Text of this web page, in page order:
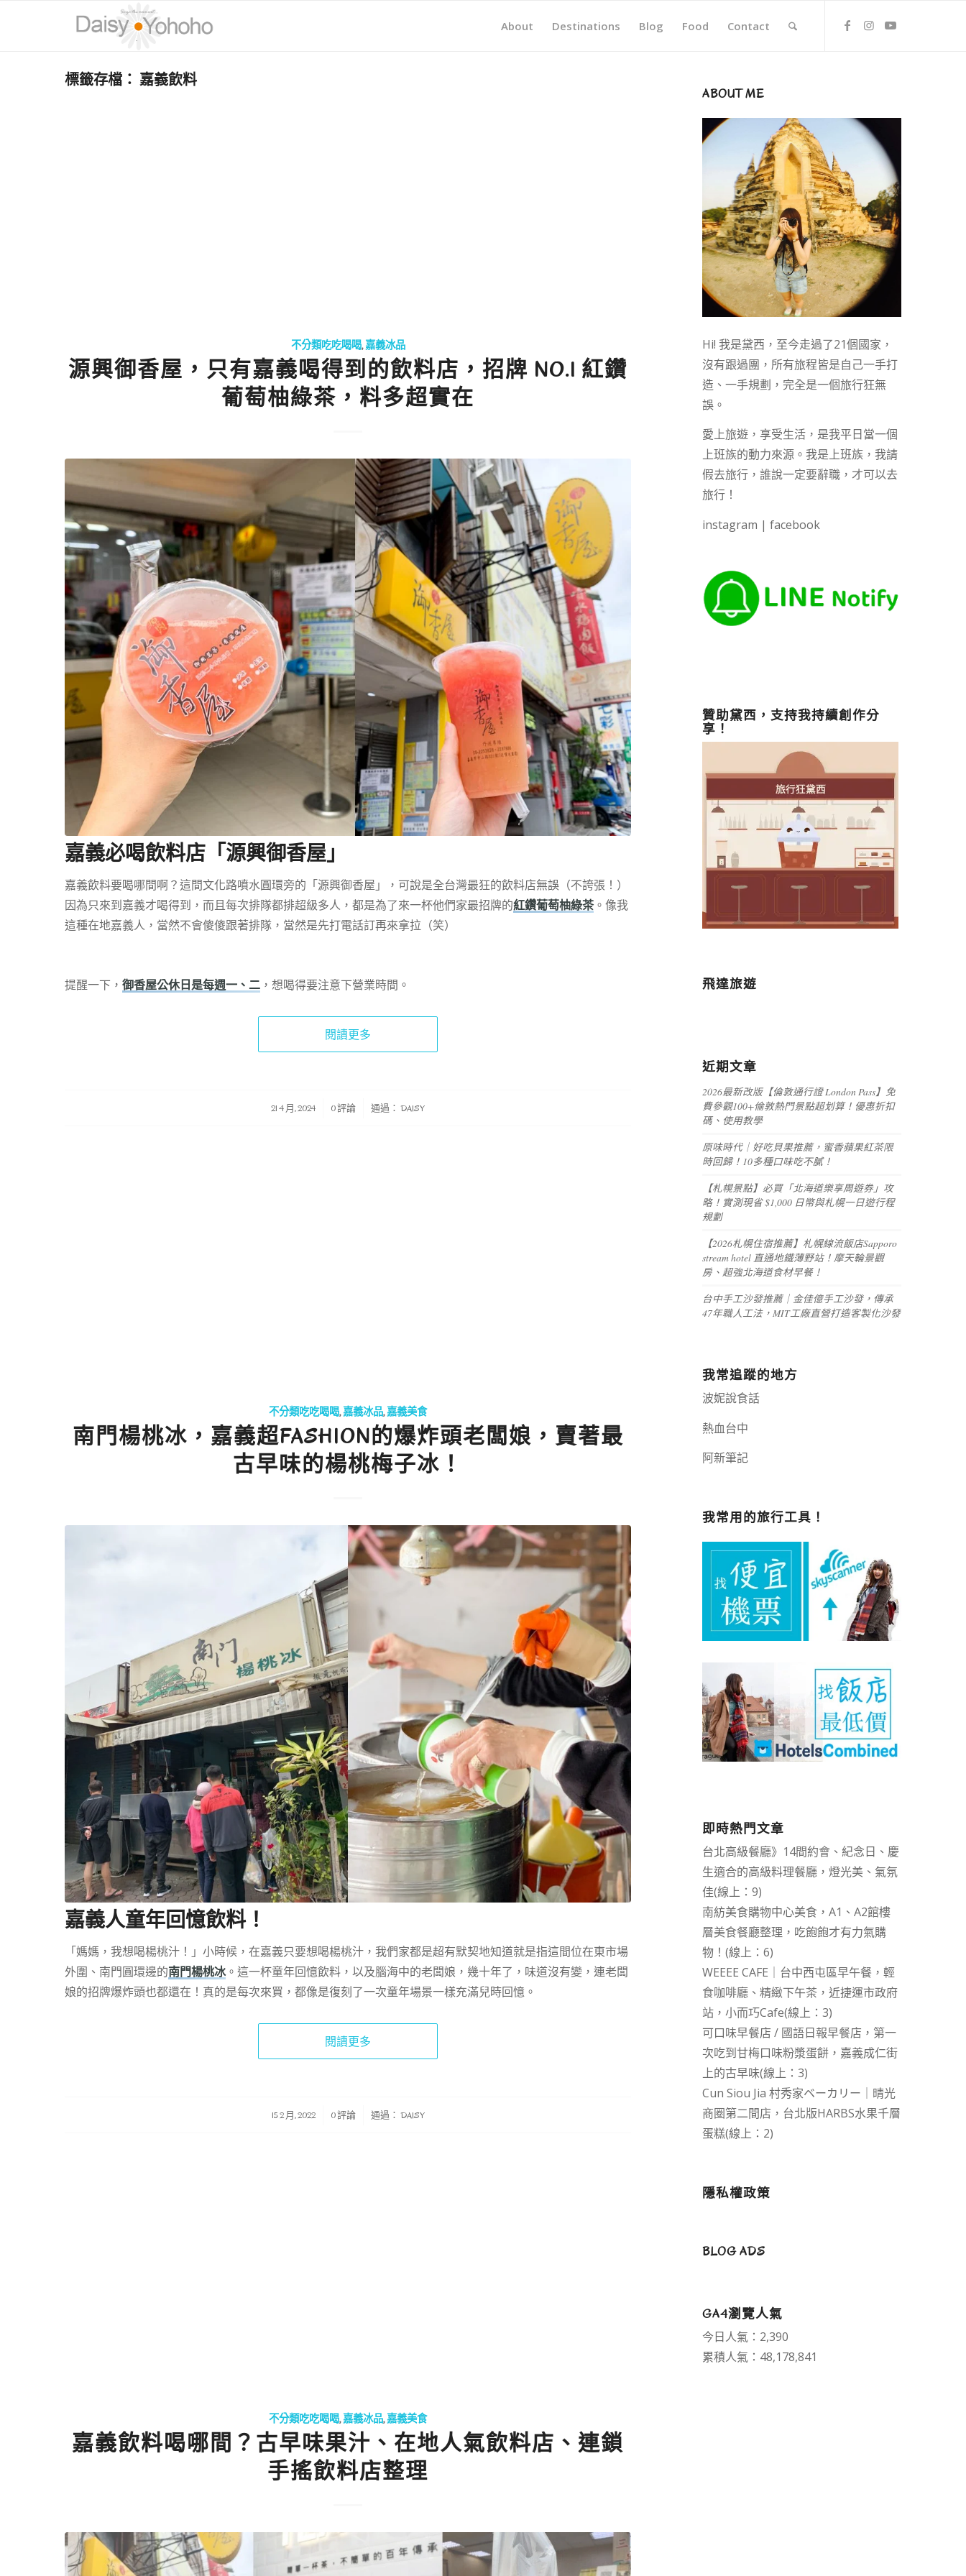
About Destinations Blog Food Contact
標籤存檔：嘉義飲料
不分類吃吃喝喝,嘉義冰品
源興御香屋，只有嘉義喝得到的飲料店，招牌 NO.1 紅鑽
葡萄柚綠茶，料多超實在
嘉義必喝飲料店「源興御香屋」
嘉義飲料要喝哪間啊？這間文化路噴水圓環旁的「源興御香屋」，可說是全台灣最狂的飲料店無誤（不誇張！）
因為只來到嘉義才喝得到，而且每次排隊都排超級多人，都是為了來一杯他們家最招牌的紅鑽葡萄柚綠茶。像我
這種在地嘉義人，當然不會傻傻跟著排隊，當然是先打電話訂再來拿拉（笑）
提醒一下，御香屋公休日是每週一、二 ，想喝得要注意下營業時間。
閱讀更多
21 4 月, 2024
/ 0 評論 通過：DAISY
不分類吃吃喝喝,嘉義冰品,嘉義美食
南門楊桃冰，嘉義超FASHION的爆炸頭老闆娘，賣著最
古早味的楊桃梅子冰！
嘉義人童年回憶飲料！
「媽媽，我想喝楊桃汁！」小時候，在嘉義只要想喝楊桃汁，我們家都是超有默契地知道就是指這間位在東市場
外圍、南門圓環邊的南門楊桃冰。這一杯童年回憶飲料，以及腦海中的老闆娘，幾十年了，味道沒有變，連老闆
娘的招牌爆炸頭也都還在！真的是每次來買，都像是復刻了一次童年場景一樣充滿兒時回憶。
閱讀更多
15 2 月, 2022
/ 0 評論 通過： DAISY
不分類吃吃喝喝,嘉義冰品,嘉義美食
嘉義飲料喝哪間？古早味果汁、在地人氣飲料店、連鎖
手搖飲料店整理
ABOUT ME
Hi! 我是黛西，至今走過了21個國家，
沒有跟過團，所有旅程皆是自己一手打
造、一手規劃，完全是一個旅行狂無
誤。
愛上旅遊，享受生活，是我平日當一個
上班族的動力來源。我是上班族，我請
假去旅行，誰說一定要辭職，才可以去
旅行！
instagram | facebook
贊助黛西，支持我持續創作分
享！
飛達旅遊
近期文章
2026最新改版【倫敦通行證 London Pass】免
費參觀100+倫敦熱門景點超划算！優惠折扣
碼、使用教學
原味時代｜好吃貝果推薦，蜜香蘋果紅茶限
時回歸！10多種口味吃不膩！
【札幌景點】必買「北海道樂享周遊券」攻
略！實測現省 $1,000 日幣與札幌一日遊行程
規劃
【2026札幌住宿推薦】札幌線流飯店Sapporo
stream hotel 直通地鐵薄野站！摩天輪景觀
房、超強北海道食材早餐！
台中手工沙發推薦｜金佳億手工沙發，傳承
47年職人工法，MIT工廠直營打造客製化沙發
我常追蹤的地方
波妮說食話
熱血台中
阿新筆記嘉義+1 | 嘉義加一
我常用的旅行工具！
即時熱門文章
台北高級餐廳》14間約會、紀念日、慶
生適合的高級料理餐廳，燈光美、氣氛
佳(線上：9)
南紡美食購物中心美食，A1、A2館樓
層美食餐廳整理，吃飽飽才有力氣購
物！(線上：6)
WEEEE CAFE｜台中西屯區早午餐，輕
食咖啡廳、精緻下午茶，近捷運市政府
站，小而巧Cafe(線上：3)
可口味早餐店 / 國語日報早餐店，第一
次吃到甘梅口味粉漿蛋餅，嘉義成仁街
上的古早味(線上：3)
Cun Siou Jia 村秀家ベーカリー｜晴光
商圈第二間店，台北版HARBS水果千層
蛋糕(線上：2)
隱私權政策
BLOG ADS
GA4瀏覽人氣
今日人氣：2,390
累積人氣：48,178,841